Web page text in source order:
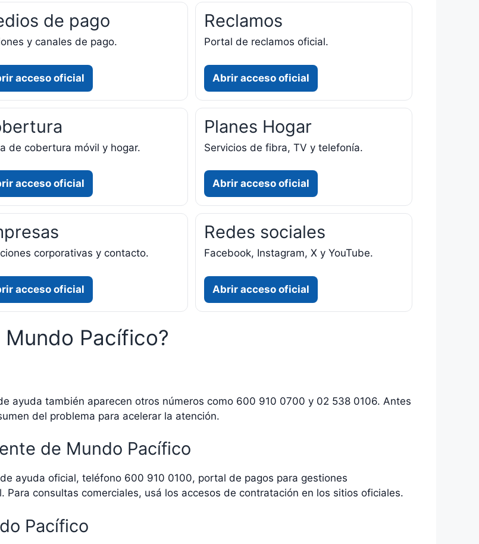
de pago
y canales de pago.
acceso oficial
Reclamos
Portal de reclamos oficial.
Abrir acceso oficial
de cobertura móvil y hogar.
acceso oficial
Planes Hogar
Servicios de fibra, TV y telefonía.
Abrir acceso oficial
corporativas y contacto.
acceso oficial
Redes sociales
Facebook, Instagram, X y YouTube.
Abrir acceso oficial
Pacífico?
ayuda también aparecen otros números como 600 910 0700 y 02 538 0106. Antes
del problema para acelerar la atención.
de Mundo Pacífico
ayuda oficial, teléfono 600 910 0100, portal de pagos para gestiones
consultas comerciales, usá los accesos de contratación en los sitios oficiales.
Pacífico